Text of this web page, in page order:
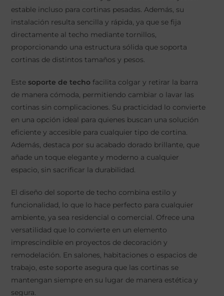
estable incluso para cortinas pesadas. Además, su
instalación resulta sencilla y rápida, ya que se fija
directamente al techo mediante tornillos,
proporcionando una estructura sólida que soporta
cortinas de distintos tamaños y pesos.
Estesoporte de techofacilita colgar y retirar la barra
de manera cómoda, permitiendo cambiar o lavar las
cortinas sin complicaciones. Su practicidad lo convierte
en una opción ideal para quienes buscan una solución
eficiente y accesible para cualquier tipo de cortina.
Además, destaca por su acabado dorado brillante, que
añade un toque elegante y moderno a cualquier
espacio, sin sacrificar la durabilidad.
El diseño del soporte de techo combina estilo y
funcionalidad, lo que lo hace perfecto para cualquier
ambiente, ya sea residencial o comercial. Ofrece una
versatilidad que lo convierte en un elemento
imprescindible en proyectos de decoración y
remodelación. En salones, habitaciones o espacios de
trabajo, este soporte asegura que las cortinas se
mantengan siempre en su lugar de manera estética y
segura.